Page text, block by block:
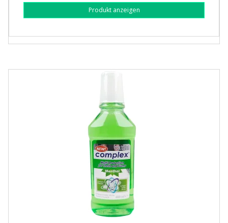
Produkt anzeigen